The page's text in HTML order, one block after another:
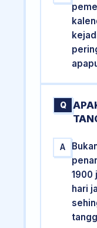
Q
A
1900
hari